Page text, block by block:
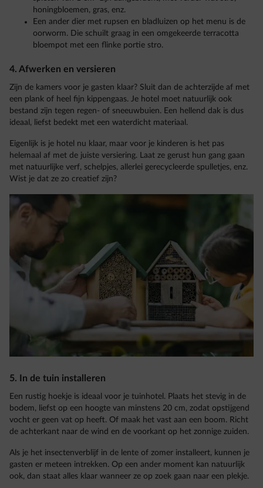
honingbloemen, gras, enz.
Een ander dier met rupsen en bladluizen op het menu is de
oorworm. Die schuilt graag in een omgekeerde terracotta
bloempot met een flinke portie stro.
4. Afwerken en versieren
Zijn de kamers voor je gasten klaar? Sluit dan de achterzijde af met
een plank of heel fijn kippengaas. Je hotel moet natuurlijk ook
bestand zijn tegen regen- of sneeuwbuien. Een hellend dak is dus
ideaal, liefst bedekt met een waterdicht materiaal.
Eigenlijk is je hotel nu klaar, maar voor je kinderen is het pas
helemaal af met de juiste versiering. Laat ze gerust hun gang gaan
met natuurlijke verf, schelpjes, allerlei gerecycleerde spulletjes, enz.
Wist je dat ze zo creatief zijn?
5. In de tuin installeren
Een rustig hoekje is ideaal voor je tuinhotel. Plaats het stevig in de
bodem, liefst op een hoogte van minstens 20 cm, zodat opstijgend
vocht er geen vat op heeft. Of maak het vast aan een boom. Richt
de achterkant naar de wind en de voorkant op het zonnige zuiden.
Als je het insectenverblijf in de lente of zomer installeert, kunnen je
gasten er meteen intrekken. Op een ander moment kan natuurlijk
ook, dan staat alles klaar wanneer ze op zoek gaan naar een plekje.